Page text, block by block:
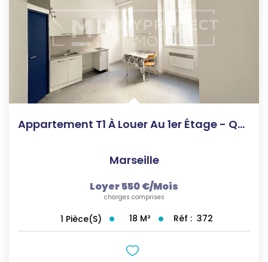
Appartement T1 À Louer Au 1er Étage - Quartier Réformés...
Marseille
Loyer 550 €/mois
charges comprises
1 Pièce(s) 18 M² Réf : 372